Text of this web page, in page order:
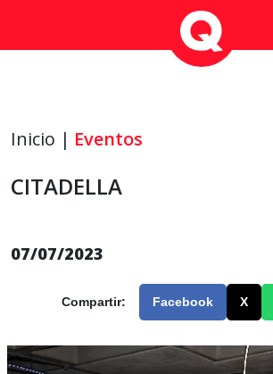
Inicio | Eventos
CITADELLA
07/07/2023
Compartir: Facebook X